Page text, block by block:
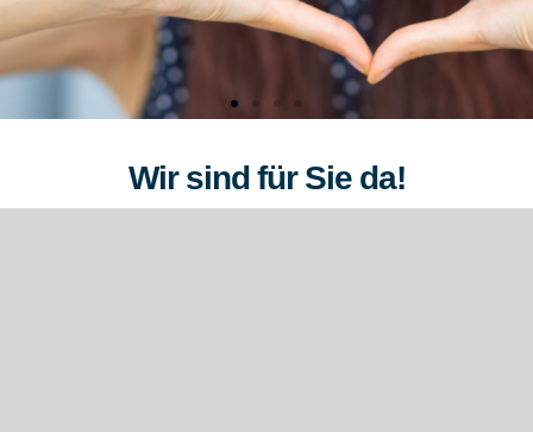
Wir sind für Sie da!